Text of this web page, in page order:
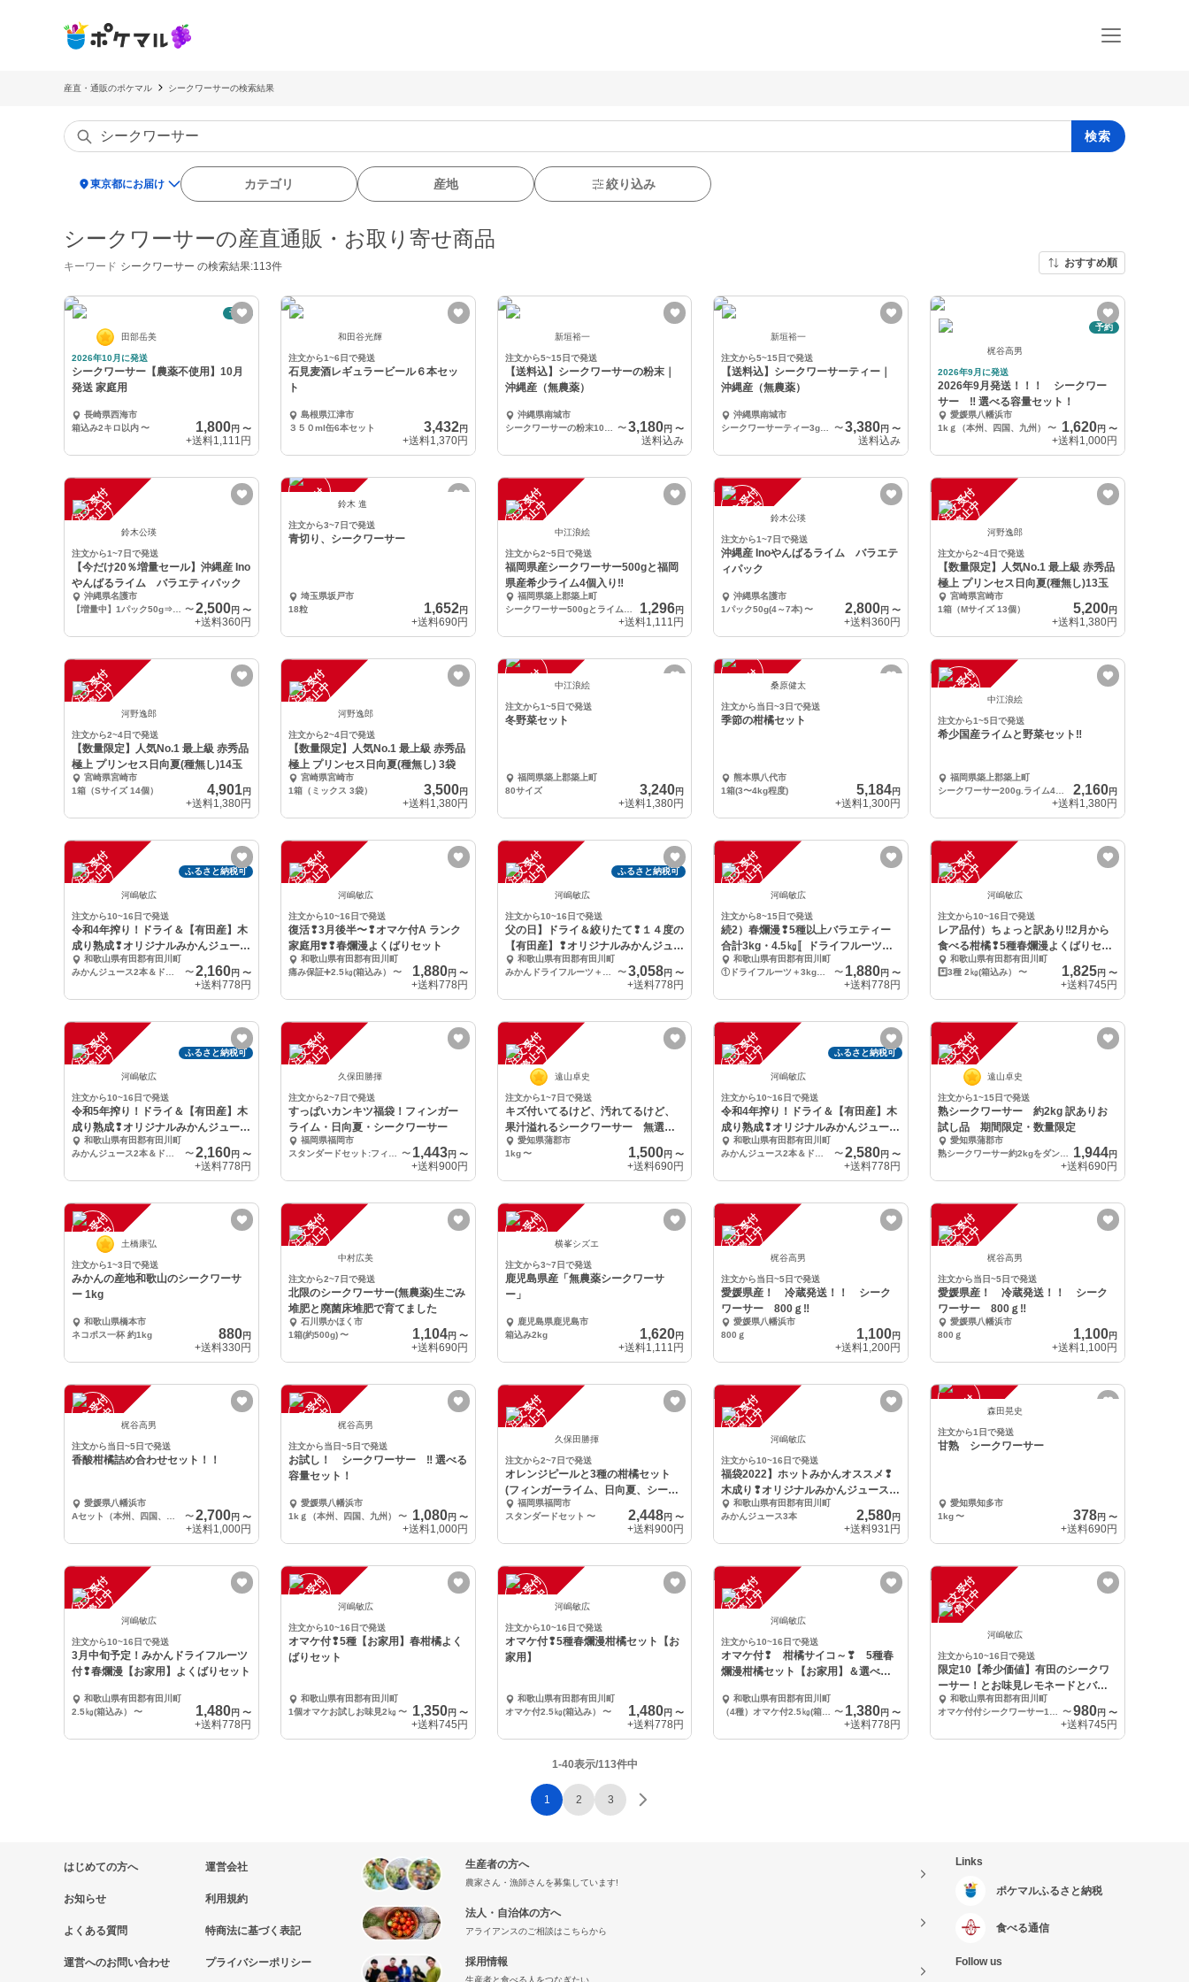
産直・通販のポケマル シークワーサーの検索結果
検索
location_on東京都にお届け カテゴリ 産地 絞り込み
シークワーサーの産直通販・お取り寄せ商品
キーワード シークワーサー の検索結果:113件 おすすめ順
予約
田部岳美
2026年10月に発送
シークワーサー【農薬不使用】10月
発送 家庭用
長崎県西海市
箱込み2キロ以内〜 1,800円 〜
+送料1,111円
和田谷光輝
注文から1~6日で発送
石見麦酒レギュラービール６本セッ
ト
島根県江津市
３５０ml缶6本セット
3,432円
+送料1,370円
新垣裕一
注文から5~15日で発送
【送料込】シークワーサーの粉末｜
沖縄産（無農薬）
沖縄県南城市
〜 3,180円〜
送料込み
新垣裕一
注文から5~15日で発送
【送料込】シークワーサーティー｜
沖縄産（無農薬）
沖縄県南城市
〜3,380円〜
送料込み
予約
梶谷高男
2026年9月に発送
2026年9月発送！！！ シークワー
サー ‼ 選べる容量セット！
愛媛県八幡浜市
1kｇ（本州、四国、九州）
〜 1,620円 〜
+送料1,000円
注
文
受
付
停
止
中
鈴木公瑛
注文から1~7日で発送
【今だけ20％増量セール】沖縄産 Ino
やんばるライム バラエティパック
沖縄県名護市
〜 2,500円 〜
+送料360円
注
文
受
付
停
止
中 鈴木 進
注文から3~7日で発送
青切り、シークワーサー
埼玉県坂戸市
18粒
1,652円
+送料690円
注
文
受
付
停
止
中
中江浪絵
注文から2~5日で発送
福岡県産シークワーサー500gと福岡
県産希少ライム4個入り‼️
福岡県築上郡築上町
1,296円
+送料1,111円
注
文
受
付
停
止
中 鈴木公瑛
注文から1~7日で発送
沖縄産 Inoやんばるライム バラエテ
ィパック
沖縄県名護市
1パック50g(4～7本) 〜 2,800円〜
+送料360円
注
文
受
付
停
止
中
河野逸郎
注文から2~4日で発送
【数量限定】人気No.1 最上級 赤秀品
極上 プリンセス日向夏(種無し)13玉
宮崎県宮崎市
1箱（Mサイズ 13個）
5,200円
+送料1,380円
注
文
受
付
停
止
中
河野逸郎
注文から2~4日で発送
【数量限定】人気No.1 最上級 赤秀品
極上 プリンセス日向夏(種無し)14玉
宮崎県宮崎市
1箱（Sサイズ 14個）
4,901円
+送料1,380円
注
文
受
付
停
止
中
河野逸郎
注文から2~4日で発送
【数量限定】人気No.1 最上級 赤秀品
極上 プリンセス日向夏(種無し) 3袋
宮崎県宮崎市
1箱（ミックス 3袋）
3,500円
+送料1,380円
注
文
受
付
停
止
中 中江浪絵
注文から1~5日で発送
冬野菜セット
福岡県築上郡築上町
80サイズ
3,240円
+送料1,380円
注
文
受
付
停
止
中 桑原健太
注文から当日~3日で発送
季節の柑橘セット
熊本県八代市
1箱(3〜4kg程度)
5,184円
+送料1,300円
注
文
受
付
停
止
中 中江浪絵
注文から1~5日で発送
希少国産ライムと野菜セット‼️
福岡県築上郡築上町
2,160円
+送料1,380円
注
文
受
付
停
止
中 ふるさと納税可
河嶋敏広
注文から10~16日で発送
令和4年搾り！ドライ＆【有田産】木
成り熟成❢オリジナルみかんジュース
2本〜和歌山県有田郡有田川町
〜 2,160円 〜
+送料778円
注
文
受
付
停
止
中
河嶋敏広
注文から10~16日で発送
復活❢3月後半〜❢オマケ付A ランク
家庭用❣️❢春爛漫よくばりセット
和歌山県有田郡有田川町
痛み保証➕2.5㎏(箱込み）
〜 1,880円 〜
+送料778円
注
文
受
付
停
止
中 ふるさと納税可
河嶋敏広
注文から10~16日で発送
父の日】ドライ＆絞りたて❢１４度の
【有田産】❢オリジナルみかんジュー
ス 和歌山県有田郡有田川町
〜 3,058円〜
+送料778円
注
文
受
付
停
止
中
河嶋敏広
注文から8~15日で発送
続2）春爛漫❢5種以上バラエティー
合計3kg・4.5㎏〚ドライフルーツ
付〛和歌山県有田郡有田川町
〜 1,880円〜
+送料778円
注
文
受
付
停
止
中
河嶋敏広
注文から10~16日で発送
レア品付）ちょっと訳あり‼️2月から
食べる柑橘❢5種春爛漫よくばりセッ
ト 和歌山県有田郡有田川町
*️⃣3種 2㎏(箱込み）
〜 1,825円 〜
+送料745円
注
文
受
付
停
止
中 ふるさと納税可
河嶋敏広
注文から10~16日で発送
令和5年搾り！ドライ＆【有田産】木
成り熟成❢オリジナルみかんジュース
2本〜和歌山県有田郡有田川町
〜 2,160円 〜
+送料778円
注
文
受
付
停
止
中
久保田勝揮
注文から2~7日で発送
すっぱいカンキツ福袋！フィンガー
ライム・日向夏・シークワーサー
福岡県福岡市
〜 1,443円 〜
+送料900円
注
文
受
付
停
止
中
遠山卓史
注文から1~7日で発送
キズ付いてるけど、汚れてるけど、
果汁溢れるシークワーサー 無選
果 2級品
愛知県蒲郡市
1kg 〜 1,500円〜
+送料690円
注
文
受
付
停
止
中 ふるさと納税可
河嶋敏広
注文から10~16日で発送
令和4年搾り！ドライ＆【有田産】木
成り熟成❢オリジナルみかんジュース
2本〜和歌山県有田郡有田川町
〜2,580円〜
+送料778円
注
文
受
付
停
止
中
遠山卓史
注文から1~15日で発送
熟シークワーサー 約2kg 訳ありお
試し品 期間限定・数量限定
愛知県蒲郡市
1,944円
+送料690円
注
文
受
付
停
止
中 土橋康弘
注文から1~3日で発送
みかんの産地和歌山のシークワーサ
ー 1kg
和歌山県橋本市
ネコポス一杯 約1kg
880円
+送料330円
注
文
受
付
停
止
中
中村広美
注文から2~7日で発送
北限のシークワーサー(無農薬)生ごみ
堆肥と廃菌床堆肥で育てました
石川県かほく市
1箱(約500g) 〜 1,104円 〜
+送料690円
注
文
受
付
停
止
中 横峯シズエ
注文から3~7日で発送
鹿児島県産「無農薬シークワーサ
ー」
鹿児島県鹿児島市
箱込み2kg
1,620円
+送料1,111円
注
文
受
付
停
止
中
梶谷高男
注文から当日~5日で発送
愛媛県産！ 冷蔵発送！！ シーク
ワーサー 800ｇ‼
愛媛県八幡浜市
800ｇ
1,100円
+送料1,200円
注
文
受
付
停
止
中
梶谷高男
注文から当日~5日で発送
愛媛県産！ 冷蔵発送！！ シーク
ワーサー 800ｇ‼
愛媛県八幡浜市
800ｇ
1,100円
+送料1,100円
注
文
受
付
停
止
中 梶谷高男
注文から当日~5日で発送
香酸柑橘詰め合わせセット！！
愛媛県八幡浜市
〜 2,700円 〜
+送料1,000円
注
文
受
付
停
止
中 梶谷高男
注文から当日~5日で発送
お試し！ シークワーサー ‼ 選べる
容量セット！
愛媛県八幡浜市
1kｇ（本州、四国、九州）
〜 1,080円 〜
+送料1,000円
注
文
受
付
停
止
中
久保田勝揮
注文から2~7日で発送
オレンジピールと3種の柑橘セット
(フィンガーライム、日向夏、シーク
ワーサー)
福岡県福岡市
スタンダードセット 〜 2,448円〜
+送料900円
注
文
受
付
停
止
中
河嶋敏広
注文から10~16日で発送
福袋2022】ホットみかんオススメ❢
木成り❢オリジナルみかんジュース3
本セット
和歌山県有田郡有田川町
みかんジュース3本
2,580円
+送料931円
注
文
受
付
停
止
中 森田晃史
注文から1日で発送
甘熟 シークワーサー
愛知県知多市
1kg〜 378円 〜
+送料690円
注
文
受
付
停
止
中
河嶋敏広
注文から10~16日で発送
3月中旬予定！みかんドライフルーツ
付❢春爛漫【お家用】よくばりセット
和歌山県有田郡有田川町
2.5㎏(箱込み）
〜 1,480円 〜
+送料778円
注
文
受
付
停
止
中 河嶋敏広
注文から10~16日で発送
オマケ付❢5種【お家用】春柑橘よく
ばりセット
和歌山県有田郡有田川町
1個オマケお試しお味見2㎏ 〜 1,350円 〜
+送料745円
注
文
受
付
停
止
中 河嶋敏広
注文から10~16日で発送
オマケ付❢5種春爛漫柑橘セット【お
家用】
和歌山県有田郡有田川町
オマケ付2.5㎏(箱込み）
〜 1,480円〜
+送料778円
注
文
受
付
停
止
中
河嶋敏広
注文から10~16日で発送
オマケ付❢ 柑橘サイコ～❣ 5種春
爛漫柑橘セット【お家用】＆選べる
和歌山県有田郡有田川町
〜 1,380円〜
+送料778円
注
文
受
付
停
止
中
河嶋敏広
注文から10~16日で発送
限定10【希少価値】有田のシークワ
ーサー！とお味見レモネードとバラ
エティ―セット
和歌山県有田郡有田川町
〜980円 〜
+送料745円
1-40表示/113件中
1 2 3
はじめての方へ
お知らせ
よくある質問
運営へのお問い合わせ
運営会社
利用規約
特商法に基づく表記
プライバシーポリシー
生産者の方へ
農家さん・漁師さんを募集しています!
法人・自治体の方へ
アライアンスのご相談はこちらから
採用情報
生産者と食べる人をつなぎたい
Links
ポケマルふるさと納税
食べる通信
Follow us